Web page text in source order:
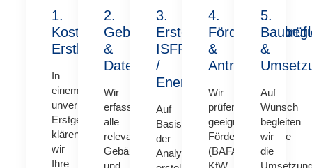
1.
Kostenlose
Erstberatung
In
einem
unverbindlichen
Erstgespräch
klären
wir
Ihre
2.
Gebäudeanalyse
&
Datenerfassung
Wir
erfassen
alle
relevanten
Gebäudedaten
und
3.
Erstellung
ISFP
/
Energiekonzept
Auf
Basis
der
Analyse
4.
&
Antrag
Wir
prüfen
geeignete
Förderprogramme
(BAFA,
KfW,
5.
&
Auf
Wunsch
begleiten
wir
die